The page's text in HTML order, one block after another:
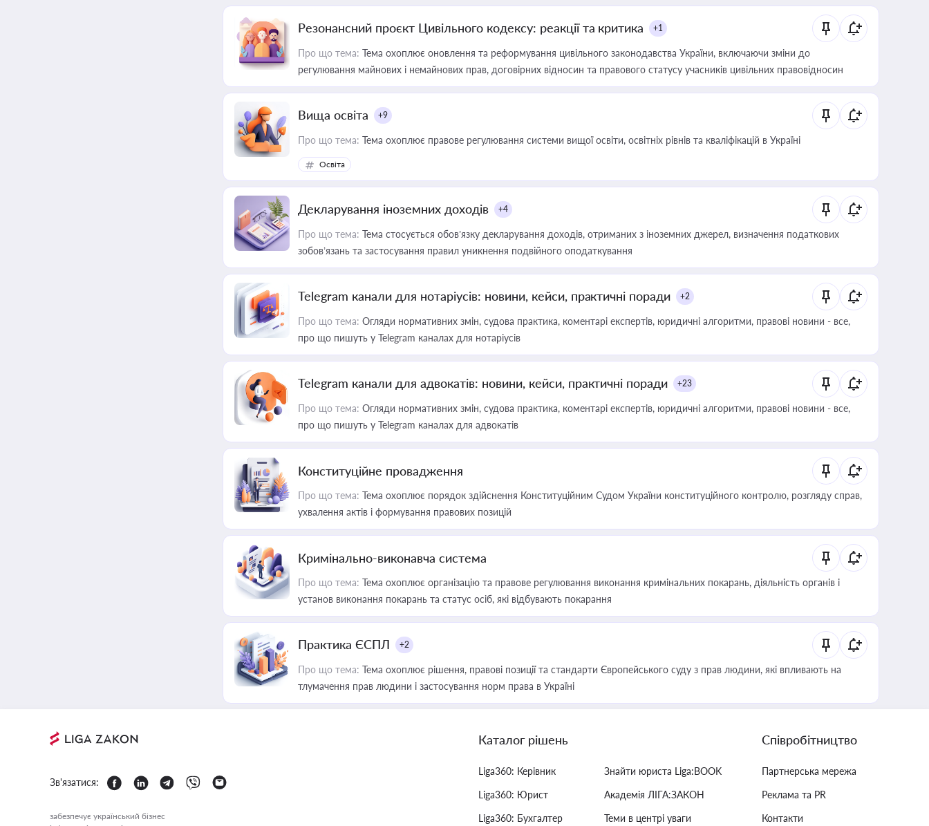
Резонансний проєкт Цивільного кодексу: реакції та критика +1
Про що тема: Тема охоплює оновлення та реформування цивільного законодавства України, включаючи зміни до
регулювання майнових і немайнових прав, договірних відносин та правового статусу учасників цивільних правовідносин
Вища освіта +9
Про що тема: Тема охоплює правове регулювання системи вищої освіти, освітніх рівнів та кваліфікацій в Україні
Освіта
Декларування іноземних доходів +4
Про що тема: Тема стосується обов’язку декларування доходів, отриманих з іноземних джерел, визначення податкових
зобов’язань та застосування правил уникнення подвійного оподаткування
Telegram канали для нотаріусів: новини, кейси, практичні поради +2
Про що тема: Огляди нормативних змін, судова практика, коментарі експертів, юридичні алгоритми, правові новини - все,
про що пишуть у Telegram каналах для нотаріусів
Telegram канали для адвокатів: новини, кейси, практичні поради +23
Про що тема: Огляди нормативних змін, судова практика, коментарі експертів, юридичні алгоритми, правові новини - все,
про що пишуть у Telegram каналах для адвокатів
Конституційне провадження
Про що тема: Тема охоплює порядок здійснення Конституційним Судом України конституційного контролю, розгляду справ,
ухвалення актів і формування правових позицій
Кримінально-виконавча система
Про що тема: Тема охоплює організацію та правове регулювання виконання кримінальних покарань, діяльність органів і
установ виконання покарань та статус осіб, які відбувають покарання
Практика ЄСПЛ +2
Про що тема: Тема охоплює рішення, правові позиції та стандарти Європейського суду з прав людини, які впливають на
тлумачення прав людини і застосування норм права в Україні
Зв'язатися:
забезпечує український бізнес
Каталог рішень
Liga360: Керівник
Liga360: Юрист
Liga360: Бухгалтер
Знайти юриста Liga:BOOK
Академія ЛІГА:ЗАКОН
Теми в центрі уваги
Співробітництво
Партнерська мережа
Реклама та PR
Контакти